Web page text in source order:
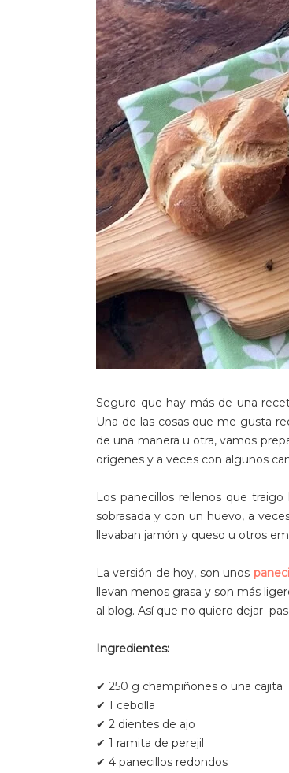
Seguro que hay más de una
Una de las cosas que me gusta
de una manera u otra, vamos
orígenes y a veces con algunos
Los panecillos rellenos que
sobrasada y con un huevo, a
llevaban jamón y queso u otros
La versión de hoy, son unos
llevan menos grasa y son más
al blog. Así que no quiero dejar
Ingredientes:
✔ 250 g champiñones o una cajita
✔ 1 cebolla
✔ 2 dientes de ajo
✔ 1 ramita de perejil
✔ 4 panecillos redondos